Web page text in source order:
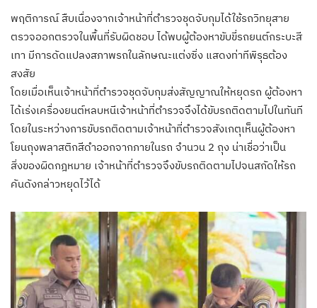
พฤติการณ์ สืบเนื่องจากเจ้าหน้าที่ตำรวจชุดจับกุมได้ใช้รถวิทยุสาย
ตรวจออกตรวจในพื้นที่รับผิดชอบ ได้พบผู้ต้องหาขับขี่รถยนต์กระบะสี
เทา มีการดัดแปลงสภาพรถในลักษณะแต่งซิ่ง แสดงท่าทีพิรุธต้อง
สงสัย
โดยเมื่อเห็นเจ้าหน้าที่ตำรวจชุดจับกุมส่งสัญญาณให้หยุดรถ ผู้ต้องหา
ได้เร่งเครื่องยนต์หลบหนีเจ้าหน้าที่ตำรวจจึงได้ขับรถติดตามไปในทันที
โดยในระหว่างการขับรถติดตามเจ้าหน้าที่ตำรวจสังเกตุเห็นผู้ต้องหา
โยนถุงพลาสติกสีดำออกจากภายในรถ จำนวน 2 ถุง น่าเชื่อว่าเป็น
สิ่งของผิดกฎหมาย เจ้าหน้าที่ตำรวจจึงขับรถติดตามไปจนสกัดให้รถ
คันดังกล่าวหยุดไว้ได้